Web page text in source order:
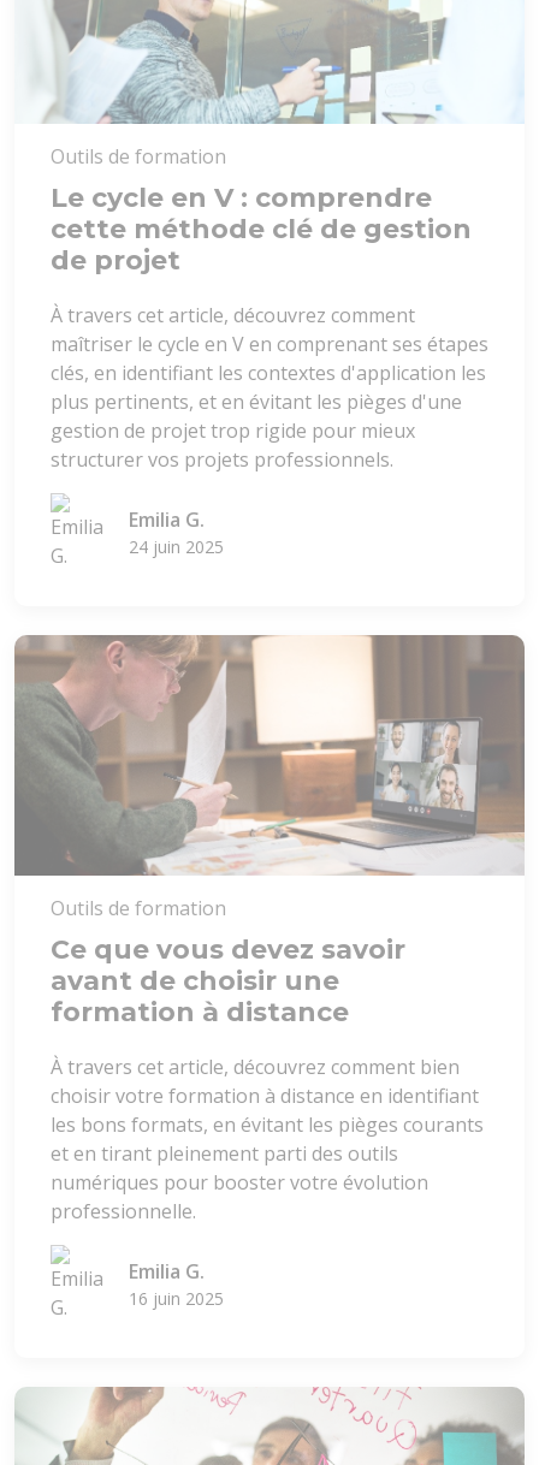
Outils de formation
Le cycle en V : comprendre
cette méthode clé de gestion
de projet
À travers cet article, découvrez comment
maîtriser le cycle en V en comprenant ses étapes
clés, en identifiant les contextes d'application les
plus pertinents, et en évitant les pièges d'une
gestion de projet trop rigide pour mieux
structurer vos projets professionnels.
Emilia G.
24 juin 2025
Outils de formation
Ce que vous devez savoir
avant de choisir une
formation à distance
À travers cet article, découvrez comment bien
choisir votre formation à distance en identifiant
les bons formats, en évitant les pièges courants
et en tirant pleinement parti des outils
numériques pour booster votre évolution
professionnelle.
Emilia G.
16 juin 2025